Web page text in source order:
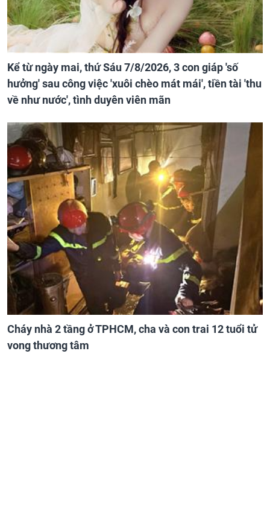
Kể từ ngày mai, thứ Sáu 7/8/2026, 3 con giáp 'số
hưởng' sau công việc 'xuôi chèo mát mái', tiền tài 'thu
về như nước', tình duyên viên mãn
Cháy nhà 2 tầng ở TPHCM, cha và con trai 12 tuổi tử
vong thương tâm